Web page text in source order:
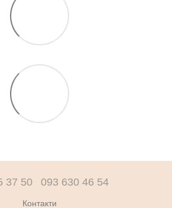
37 50 093 630 46 54
Контакти